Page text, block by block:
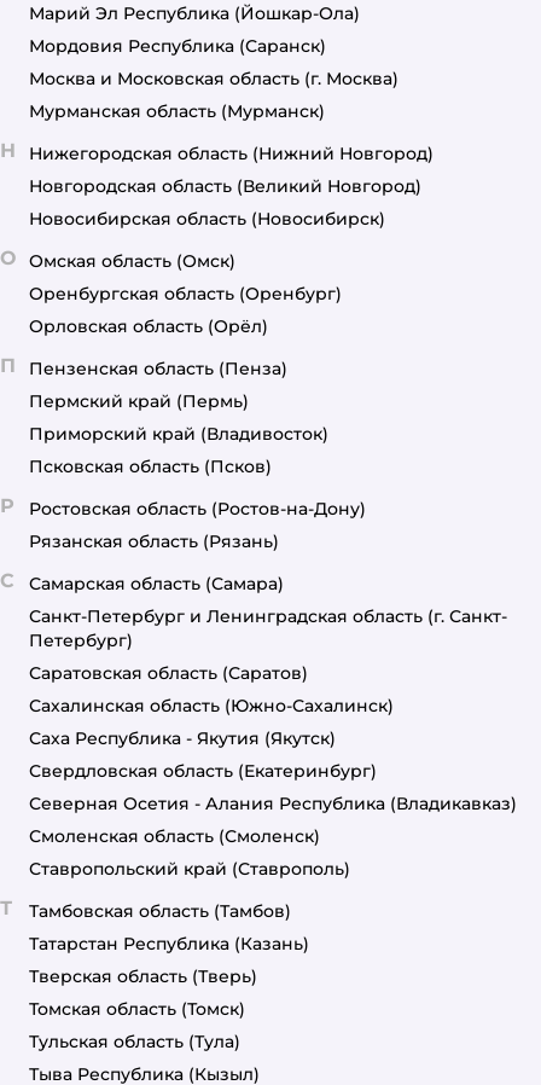
Марий Эл Республика (Йошкар-Ола)
Мордовия Республика (Саранск)
Москва и Московская область (г. Москва)
Мурманская область (Мурманск)
Н Нижегородская область (Нижний Новгород)
Новгородская область (Великий Новгород)
Новосибирская область (Новосибирск)
О Омская область (Омск)
Оренбургская область (Оренбург)
Орловская область (Орёл)
П Пензенская область (Пенза)
Пермский край (Пермь)
Приморский край (Владивосток)
Псковская область (Псков)
Р Ростовская область (Ростов-на-Дону)
Рязанская область (Рязань)
С Самарская область (Самара)
Санкт-Петербург и Ленинградская область (г. Санкт-
Петербург)
Саратовская область (Саратов)
Сахалинская область (Южно-Сахалинск)
Саха Республика - Якутия (Якутск)
Свердловская область (Екатеринбург)
Северная Осетия - Алания Республика (Владикавказ)
Смоленская область (Смоленск)
Ставропольский край (Ставрополь)
Т Тамбовская область (Тамбов)
Татарстан Республика (Казань)
Тверская область (Тверь)
Томская область (Томск)
Тульская область (Тула)
Тыва Республика (Кызыл)